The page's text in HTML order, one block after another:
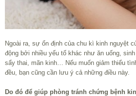
Ngoài ra, sự ổn định của chu kì kinh nguyệt
động bởi nhiều yếu tố khác như ăn uống,
sẩy thai, mãn kinh… Nếu muốn giảm thiểu
đều, bạn cũng cần lưu ý cả những điều này.
Do đó để giúp phòng tránh chứng bệnh